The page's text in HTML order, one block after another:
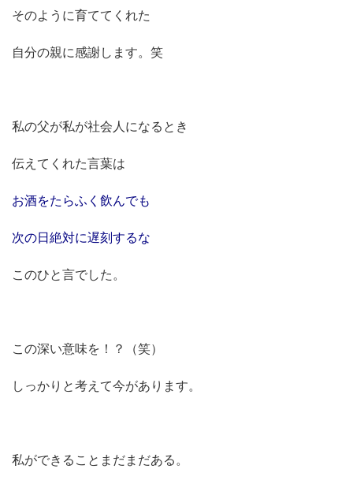
そのように育ててくれた
自分の親に感謝します。笑
私の父が私が社会人になるとき
伝えてくれた言葉は
お酒をたらふく飲んでも
次の日絶対に遅刻するな
このひと言でした。
この深い意味を！？（笑）
しっかりと考えて今があります。
私ができることまだまだある。